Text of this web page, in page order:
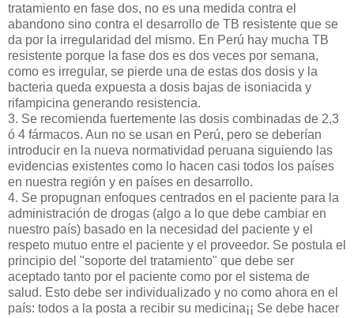
tratamiento en fase dos, no es una medida contra el
abandono sino contra el desarrollo de TB resistente que se
da por la irregularidad del mismo. En Perú hay mucha TB
resistente porque la fase dos es dos veces por semana,
como es irregular, se pierde una de estas dos dosis y la
bacteria queda expuesta a dosis bajas de isoniacida y
rifampicina generando resistencia.
3. Se recomienda fuertemente las dosis combinadas de 2,3
ó 4 fármacos. Aun no se usan en Perú, pero se deberían
introducir en la nueva normatividad peruana siguiendo las
evidencias existentes como lo hacen casi todos los países
en nuestra región y en países en desarrollo.
4. Se propugnan enfoques centrados en el paciente para la
administración de drogas (algo a lo que debe cambiar en
nuestro país) basado en la necesidad del paciente y el
respeto mutuo entre el paciente y el proveedor. Se postula el
principio del "soporte del tratamiento" que debe ser
aceptado tanto por el paciente como por el sistema de
salud. Esto debe ser individualizado y no como ahora en el
país: todos a la posta a recibir su medicina¡¡ Se debe hacer